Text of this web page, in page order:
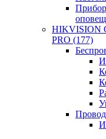
HIKVISION
PRO (177)